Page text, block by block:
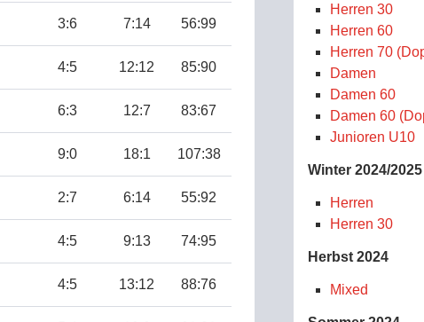
3:6 7:14 56:99
4:5 12:12 85:90
6:3 12:7 83:67
9:0 18:1 107:38
2:7 6:14 55:92
4:5 9:13 74:95
4:5 13:12 88:76
Herren 30
Herren 60
Herren 70
Damen
Damen 60
Damen 60
Junioren U10
Winter 2024/2025
Herren
Herren 30
Herbst 2024
Mixed